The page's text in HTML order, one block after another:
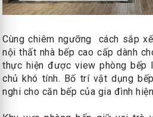
Cùng chiêm ngưỡng cách sắp
nội thất nhà bếp cao cấp dành
thực hiện được view phòng bếp
chủ khó tính. Bố trí vật dụng
nghi cho căn bếp của gia đình